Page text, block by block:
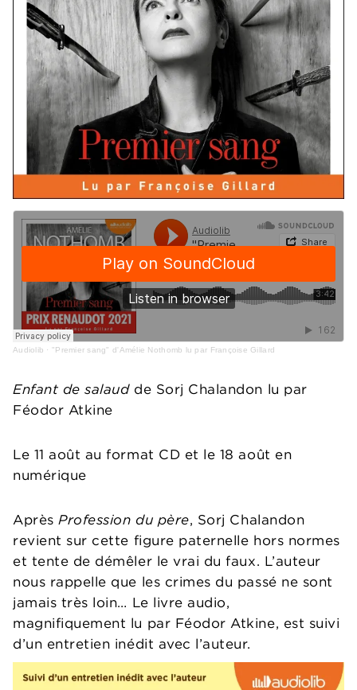
Audiolib · "Premier sang" d'Amélie Nothomb lu par Françoise Gillard
Enfant de salaudde Sorj Chalandon lu par
Féodor Atkine
Le 11 août au format CD et le 18 août en
numérique
AprèsProfession du père, Sorj Chalandon
revient sur cette figure paternelle hors normes
et tente de démêler le vrai du faux. L’auteur
nous rappelle que les crimes du passé ne sont
jamais très loin… Le livre audio,
magnifiquement lu par Féodor Atkine, est suivi
d’un entretien inédit avec l’auteur.